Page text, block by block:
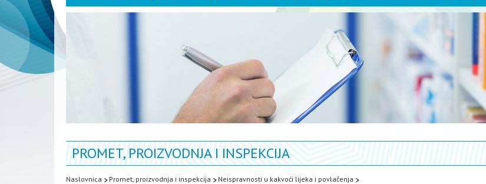
PROMET, PROIZVODNJA I INSPEKCIJA
Naslovnica Promet, proizvodnja i inspekcija
Neispravnosti u kakvoći lijeka i povlačenja